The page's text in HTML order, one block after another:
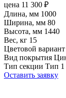
цена 11 300 ₽
Длина, мм 1000
Ширина, мм 80
Высота, мм 1440
Вес, кг 15
Цветовой вариант
Вид покрытия
Тип секции Тип 1
Оставить заявку